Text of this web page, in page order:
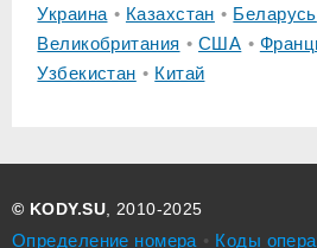
Украина Казахстан Беларусь
Великобритания
США
Узбекистан
Китай
© KODY.SU, 2010-2025
Определение номера Коды